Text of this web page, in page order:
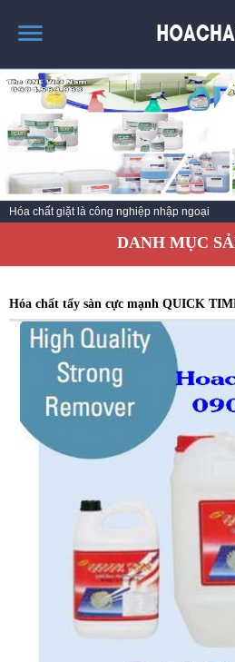
TRANG CHỦ
SẢN PHẨM HÓT
THÔNG TIN VỀ HÓA CHẤT
TIN TỨC
SẢN PHẨM
Hóa chất giặt là công nghiệp nhập ngoại
DANH MỤC
Hóa chất tẩy sàn cực mạnh QUICK